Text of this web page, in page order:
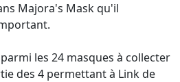
Majora's Mask qu'il
les 24 masques à collecter
des 4 permettant à Link de